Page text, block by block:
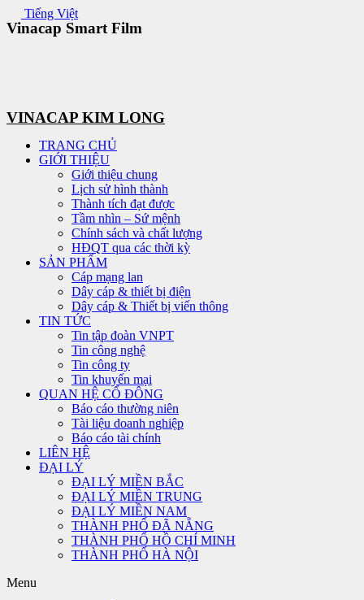
Skip
to
Tiếng Việt
Vinacap Smart Film
VINACAP KIM LONG
TRANG CHỦ
GIỚI THIỆU
Giới thiệu chung
Lịch sử hình thành
Thành tích đạt được
Tầm nhìn – Sứ mệnh
Chính sách và chất lượng
HĐQT qua các thời kỳ
SẢN PHẨM
Cáp mạng lan
Dây cáp & thiết bị điện
Dây cáp & Thiết bị viến thông
TIN TỨC
Tin tập đoàn VNPT
Tin công nghệ
Tin công ty
Tin khuyến mại
QUAN HỆ CỔ ĐÔNG
Báo cáo thường niên
Tài liệu doanh nghiệp
Báo cáo tài chính
LIÊN HỆ
ĐẠI LÝ
ĐẠI LÝ MIỀN BẮC
ĐẠI LÝ MIỀN TRUNG
ĐẠI LÝ MIỀN NAM
THÀNH PHỐ ĐÃ NẴNG
THÀNH PHỐ HỒ CHÍ MINH
THÀNH PHỐ HÀ NỘI
Menu